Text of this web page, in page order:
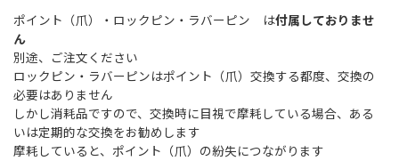
ポイント（爪）・ロックピン・ラバーピン は付属しておりませ
ん
別途、ご注文ください
ロックピン・ラバーピンはポイント（爪）交換する都度、交換の
必要はありません
しかし消耗品ですので、交換時に目視で摩耗している場合、ある
いは定期的な交換をお勧めします
摩耗していると、ポイント（爪）の紛失につながります